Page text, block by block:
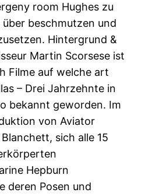
room Hughes zu
beschmutzen und
Hintergrund &
Martin Scorsese ist
Filme auf welche art
– Drei Jahrzehnte in
bekannt geworden. Im
von Aviator
sich alle 15
Hepburn
deren Posen und